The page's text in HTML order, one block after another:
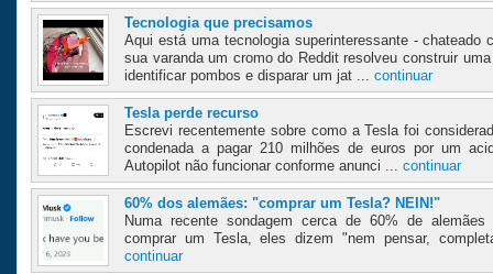
Tecnologia que precisamos
Aqui está uma tecnologia superinteressante - chateado
sua varanda um cromo do Reddit resolveu construir
identificar pombos e disparar um jat ... continuar
Tesla perde recurso
Escrevi recentemente sobre como a Tesla foi
condenada a pagar 210 milhões de euros por um
Autopilot não funcionar conforme anunci ... continuar
60% dos alemães: "comprar um Tesla? NEIN!"
Numa recente sondagem cerca de 60% de
comprar um Tesla, eles dizem "nem pensar,
continuar